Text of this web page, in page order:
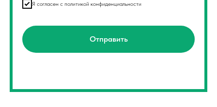
Я согласен с политикой конфиденциальности
Отправить